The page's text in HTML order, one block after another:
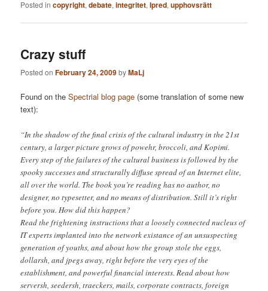
Posted in copyright,debate,integritet,Ipred,upphovsrätt
Crazy stuff
Posted onFebruary 24, 2009byMaLj
Found on theSpectrial blog page (some translation of some new
text):
“In the shadow of the final crisis of the cultural industry in the 21st
century, a larger picture grows of powehr, broccoli, and Kopimi.
Every step of the failures of the cultural business is followed by the
spooky successes and structurally diffuse spread of an Internet elite,
all over the world. The book you’re reading has no author, no
designer, no typesetter, and no means of distribution. Still it’s right
before you. How did this happen?
Read the frightening instructions that a loosely connected nucleus of
IT experts implanted into the network existance of an unsuspecting
generation of youths, and about how the group stole the eggs,
dollarsh, and jpegs away, right before the very eyes of the
establishment, and powerful financial interests. Read about how
serversh, seedersh, traeckers, mails, corporate contracts, foreign